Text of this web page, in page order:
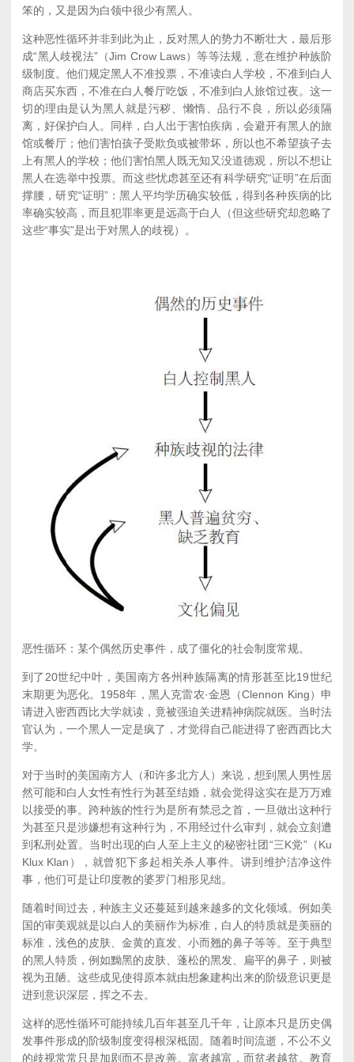
笨的，又是因为白领中很少有黑人。
这种恶性循环并非到此为止，反对黑人的势力不断壮大，最后形
成“黑人歧视法”（Jim Crow Laws）等等法规，意在维护种族阶
级制度。他们规定黑人不准投票，不准读白人学校，不准到白人
商店买东西，不准在白人餐厅吃饭，不准到白人旅馆过夜。这一
切的理由是认为黑人就是污秽、懒惰、品行不良，所以必须隔
离，好保护白人。同样，白人出于害怕疾病，会避开有黑人的旅
馆或餐厅；他们害怕孩子受欺负或被带坏，所以也不希望孩子去
上有黑人的学校；他们害怕黑人既无知又没道德观，所以不想让
黑人在选举中投票。而这些忧虑甚至还有科学研究“证明”在后面
撑腰，研究“证明”：黑人平均学历确实较低，得到各种疾病的比
率确实较高，而且犯罪率更是远高于白人（但这些研究却忽略了
这些“事实”是出于对黑人的歧视）。
恶性循环：某个偶然历史事件，成了僵化的社会制度常规。
到了20世纪中叶，美国南方各州种族隔离的情形甚至比19世纪
末期更为恶化。1958年，黑人克雷农·金恩（Clennon King）申
请进入密西西比大学就读，竟被强迫关进精神病院就医。当时法
官认为，一个黑人一定是疯了，才觉得自己能进得了密西西比大
学。
对于当时的美国南方人（和许多北方人）来说，想到黑人男性居
然可能和白人女性有性行为甚至结婚，就会觉得这实在是万万难
以接受的事。跨种族的性行为是所有禁忌之首，一旦做出这种行
为甚至只是涉嫌想有这种行为，不用经过什么审判，就会立刻遭
到私刑处置。当时出现的白人至上主义的秘密社团“三K党”（Ku
Klux Klan），就曾犯下多起相关杀人事件。讲到维护洁净这件
事，他们可是让印度教的婆罗门相形见绌。
随着时间过去，种族主义还蔓延到越来越多的文化领域。例如美
国的审美观就是以白人的美丽作为标准，白人的特质就是美丽的
标准，浅色的皮肤、金黄的直发、小而翘的鼻子等等。至于典型
的黑人特质，例如黝黑的皮肤、蓬松的黑发、扁平的鼻子，则被
视为丑陋。这些成见使得原本就由想象建构出来的阶级意识更是
进到意识深层，挥之不去。
这样的恶性循环可能持续几百年甚至几千年，让原本只是历史偶
发事件形成的阶级制度变得根深柢固。随着时间流逝，不公不义
的歧视常常只是加剧而不是改善。富者越富，而贫者越贫。教育